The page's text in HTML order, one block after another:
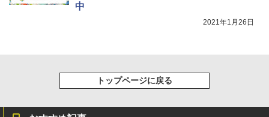
中
2021年1月26日
トップページに戻る